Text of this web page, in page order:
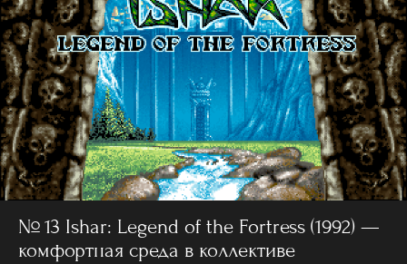
№ 13 Ishar: Legend of the Fortress (1992) —
комфортная среда в коллективе